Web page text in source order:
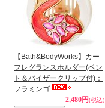
【Bath&BodyWorks】カー
フレグランスホルダー(ベン
ト＆バイザークリップ付)：
フラミンゴ
2,480円(税込)